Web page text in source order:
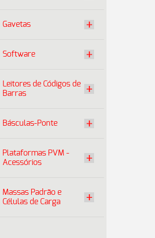
Gavetas
Software
Leitores de Códigos de
Barras
Básculas-Ponte
Plataformas PVM -
Acessórios
Massas Padrão e
Células de Carga